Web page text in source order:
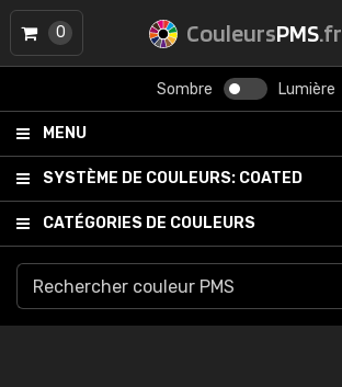
CouleursPMS.fr
Sombre Lumière
MENU
SYSTÈME DE COULEURS: COATED
CATÉGORIES DE COULEURS
0